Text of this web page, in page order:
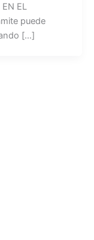
EN EL
puede
[…]